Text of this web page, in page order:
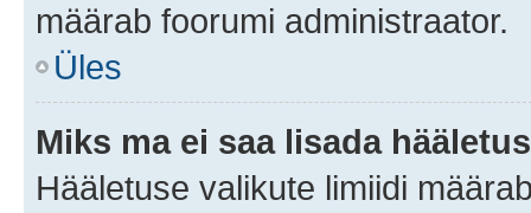
määrab foorumi administraator.
Üles
Miks ma ei saa lisada
Hääletuse valikute limiidi